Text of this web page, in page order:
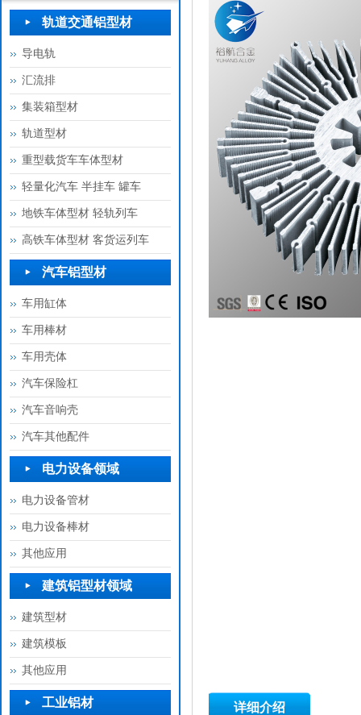
轨道交通铝型材
导电轨
汇流排
集装箱型材
轨道型材
重型载货车车体型材
轻量化汽车 半挂车 罐车
地铁车体型材 轻轨列车
高铁车体型材 客货运列车
汽车铝型材
车用缸体
车用棒材
车用壳体
汽车保险杠
汽车音响壳
汽车其他配件
电力设备领域
电力设备管材
电力设备棒材
其他应用
建筑铝型材领域
建筑型材
建筑模板
其他应用
工业铝材 详细介绍